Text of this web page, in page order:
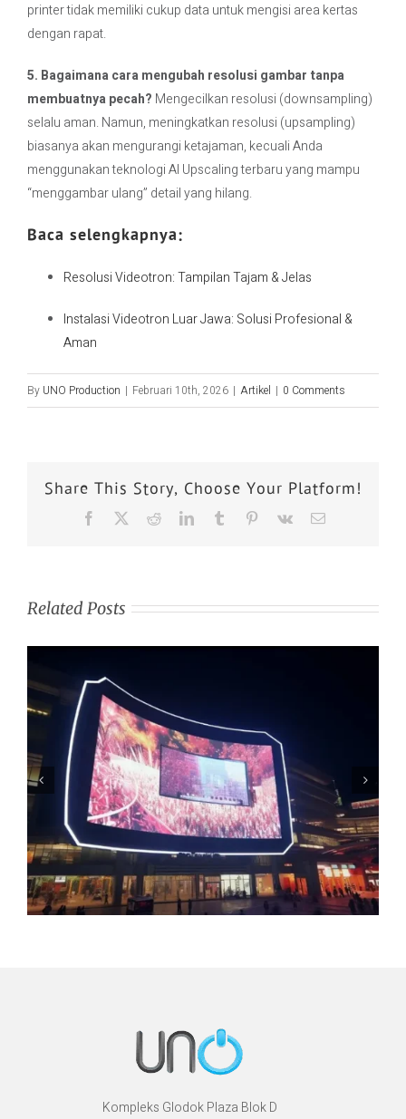
printer tidak memiliki cukup data untuk mengisi area kertas
dengan rapat.
5. Bagaimana cara mengubah resolusi gambar tanpa
membuatnya pecah? Mengecilkan resolusi (downsampling)
selalu aman. Namun, meningkatkan resolusi (upsampling)
biasanya akan mengurangi ketajaman, kecuali Anda
menggunakan teknologi AI Upscaling terbaru yang mampu
“menggambar ulang” detail yang hilang.
Baca selengkapnya:
Resolusi Videotron: Tampilan Tajam & Jelas
Instalasi Videotron Luar Jawa: Solusi Profesional &
Aman
By UNO Production | Februari 10th, 2026 | Artikel | 0 Comments
Share This Story, Choose Your Platform!
Related Posts
Kompleks Glodok Plaza Blok D